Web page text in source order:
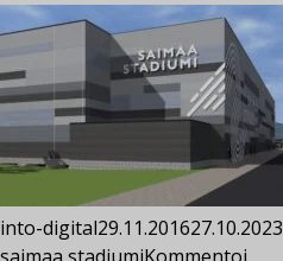
into-digital29.11.201627.10.2023